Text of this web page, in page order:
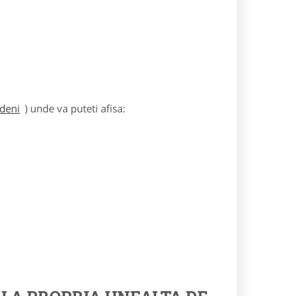
) unde va puteti afisa: